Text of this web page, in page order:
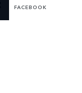
FACEBOOK